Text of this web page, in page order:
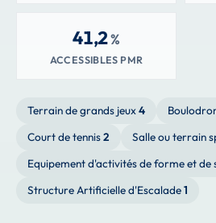
41,2%
ACCESSIBLES PMR
Terrain de grands jeux4
Court de tennis2 Salle ou terrain
Equipement d'activités de forme et de
Structure Artificielle d'Escalade1